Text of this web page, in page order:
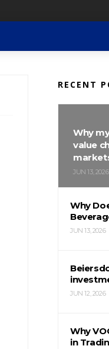
RECENT
Why
value
JUN 13, 2026
Why
JUN 13, 2026
JUN 12, 2026
Why
in